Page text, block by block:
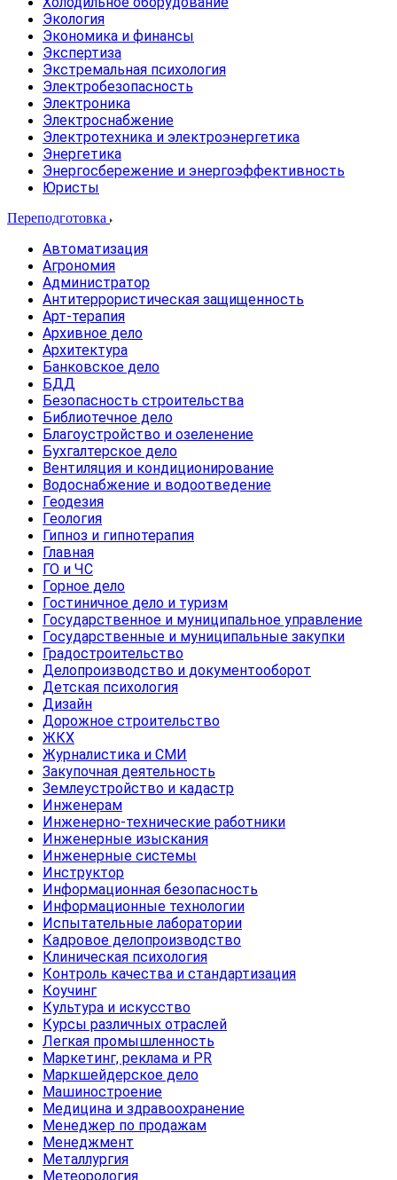
Экология
Экономика и финансы
Экспертиза
Экстремальная психология
Электробезопасность
Электроника
Электроснабжение
Электротехника и электроэнергетика
Энергетика
Энергосбережение и энергоэффективность
Юристы
Переподготовка
Автоматизация
Агрономия
Администратор
Антитеррористическая защищенность
Арт-терапия
Архивное дело
Архитектура
Банковское дело
БДД
Безопасность строительства
Библиотечное дело
Благоустройство и озеленение
Бухгалтерское дело
Вентиляция и кондиционирование
Водоснабжение и водоотведение
Геодезия
Геология
Гипноз и гипнотерапия
Главная
ГО и ЧС
Горное дело
Гостиничное дело и туризм
Государственное и муниципальное управление
Государственные и муниципальные закупки
Градостроительство
Делопроизводство и документооборот
Детская психология
Дизайн
Дорожное строительство
ЖКХ
Журналистика и СМИ
Закупочная деятельность
Землеустройство и кадастр
Инженерам
Инженерно-технические работники
Инженерные изыскания
Инженерные системы
Инструктор
Информационная безопасность
Информационные технологии
Испытательные лаборатории
Кадровое делопроизводство
Клиническая психология
Контроль качества и стандартизация
Коучинг
Культура и искусство
Курсы различных отраслей
Легкая промышленность
Маркетинг, реклама и PR
Маркшейдерское дело
Машиностроение
Медицина и здравоохранение
Менеджер по продажам
Менеджмент
Металлургия
Метеорология